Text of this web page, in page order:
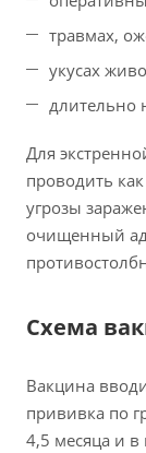
травмах,
укусах
длительно
Для
проводить
угрозы
очищенный
Схема
Вакцина
прививка по
4,5 месяца и